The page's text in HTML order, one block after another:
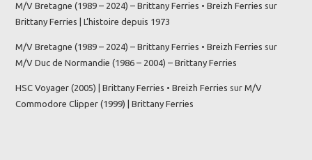
M/V Bretagne (1989 – 2024) – Brittany Ferries • Breizh Ferries sur
Brittany Ferries | L’histoire depuis 1973
M/V Bretagne (1989 – 2024) – Brittany Ferries • Breizh Ferries sur
M/V Duc de Normandie (1986 – 2004) – Brittany Ferries
HSC Voyager (2005) | Brittany Ferries • Breizh Ferries surM/V
Commodore Clipper (1999) | Brittany Ferries